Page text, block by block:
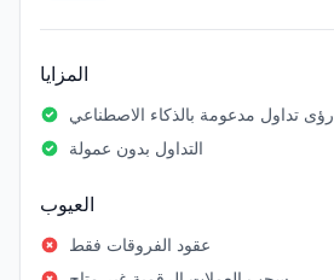
المزايا
رؤى تداول مدعومة بالذكاء الاصطناعي
التداول بدون عمولة
العيوب
عقود الفروقات فقط